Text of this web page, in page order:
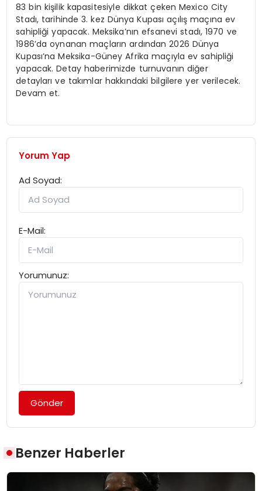
83 bin kişilik kapasitesiyle dikkat çeken Mexico City
Stadı, tarihinde 3. kez Dünya Kupası açılış maçına ev
sahipliği yapacak. Meksika’nın efsanevi stadı, 1970 ve
1986’da oynanan maçların ardından 2026 Dünya
Kupası’na Meksika-Güney Afrika maçıyla ev sahipliği
yapacak. Detay haberimizde turnuvanın diğer
detayları ve takımlar hakkındaki bilgilere yer verilecek.
Devam et.
Yorum Yap
Ad Soyad:
E-Mail:
Yorumunuz:
Gönder
Benzer Haberler